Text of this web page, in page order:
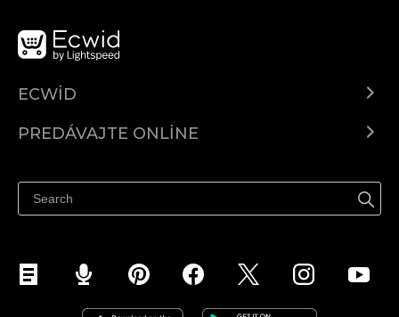
ECWID
Cenník
PREDÁVAJTE ONLINE
Predávajte na Facebook
Predávať na Instagram